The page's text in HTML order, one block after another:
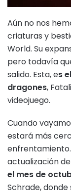
Aún no nos
criaturas y
World. Su
pero todavía
salido. Esta, es
dragones,
videojuego.
Cuando
estará más
actualización
el mes de
Schrade,